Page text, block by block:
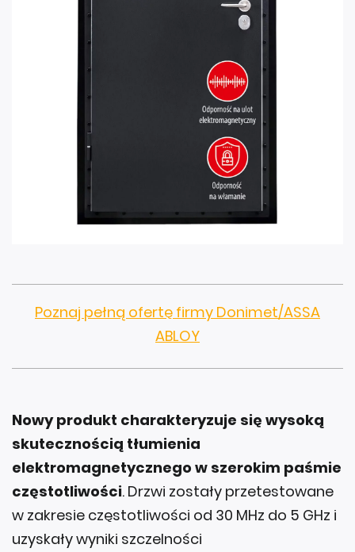
Poznaj pełną ofertę firmy Donimet/ASSA
ABLOY
Nowy produkt charakteryzuje się wysoką
skutecznością tłumienia
elektromagnetycznego w szerokim paśmie
częstotliwości. Drzwi zostały przetestowane
w zakresie częstotliwości od 30 MHz do 5 GHz i
uzyskały wyniki szczelności